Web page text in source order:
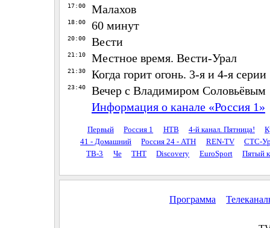
17:00 Малахов
18:00 60 минут
20:00 Вести
21:10 Местное время. Вести-Урал
21:30 Когда горит огонь. 3-я и 4-я серии
23:40
Вечер с Владимиром Соловьёвым
Информация о канале «Россия 1»
Первый Россия 1 НТВ 4-й канал. Пятница!
41 - Домашний
Россия 24 - АТН REN-TV
СТС-
ТВ-3
Че ТНТ Discovery EuroSport Пятый
Программа